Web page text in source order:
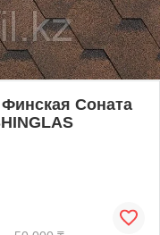
Соната